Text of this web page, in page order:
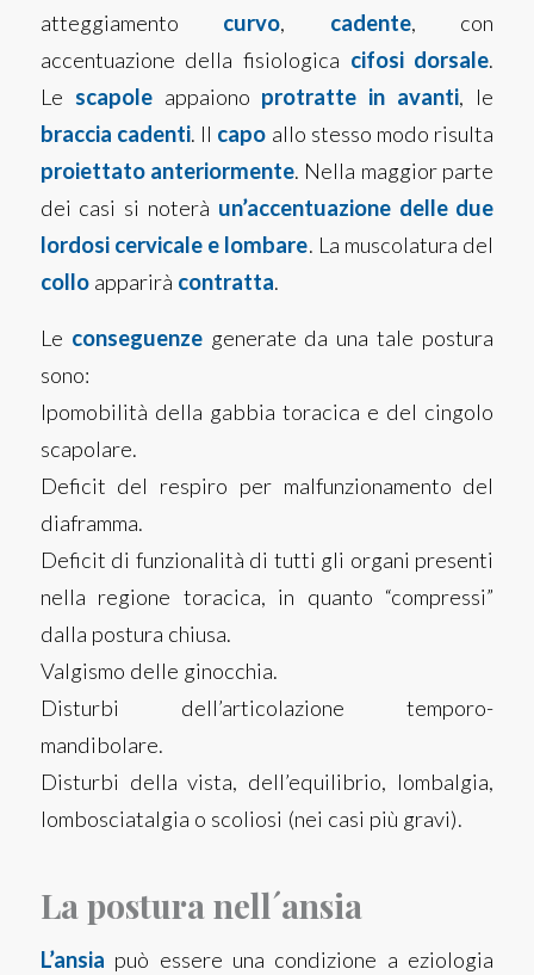
atteggiamento curvo, cadente, con
accentuazione della fisiologica cifosi dorsale.
Le scapole appaiono protratte in avanti, le
braccia cadenti. Il capo allo stesso modo risulta
proiettato anteriormente. Nella maggior parte
dei casi si noterà un’accentuazione delle due
lordosi cervicale e lombare. La muscolatura del
collo apparirà contratta.
Le conseguenze generate da una tale postura
sono:
Ipomobilità della gabbia toracica e del cingolo
scapolare.
Deficit del respiro per malfunzionamento del
diaframma.
Deficit di funzionalità di tutti gli organi presenti
nella regione toracica, in quanto “compressi”
dalla postura chiusa.
Valgismo delle ginocchia.
Disturbi dell’articolazione temporo-
mandibolare.
Disturbi della vista, dell’equilibrio, lombalgia,
lombosciatalgia o scoliosi (nei casi più gravi).
La postura nell´ansia
L’ansia può essere una condizione a eziologia